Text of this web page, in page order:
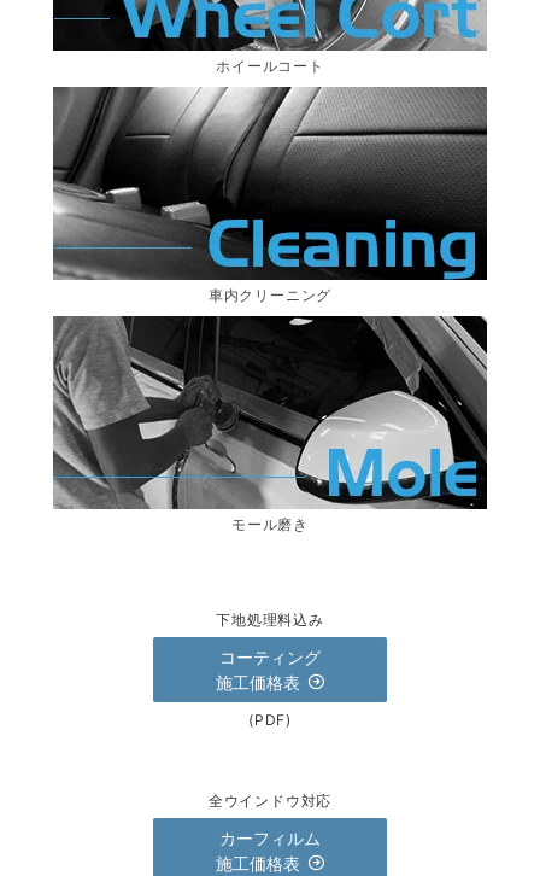
ホイールコート
車内クリーニング
モール磨き
下地処理料込み
コーティング
施工価格表
(PDF)
全ウインドウ対応
カーフィルム
施工価格表